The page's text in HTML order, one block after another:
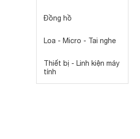
Đồng hồ
Loa - Micro - Tai nghe
Thiết bị - Linh kiện máy
tính